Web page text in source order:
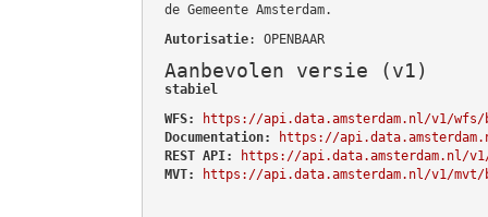
de Gemeente Amsterdam.
Autorisatie: OPENBAAR
Aanbevolen versie (v1)
stabiel
WFS:
https://api.data.amsterdam.nl/v1/wfs/
Documentation:
https://
REST API:
https://api.data.amsterdam.nl/v1/
MVT:
https://api.data.amsterdam.nl/v1/mvt/